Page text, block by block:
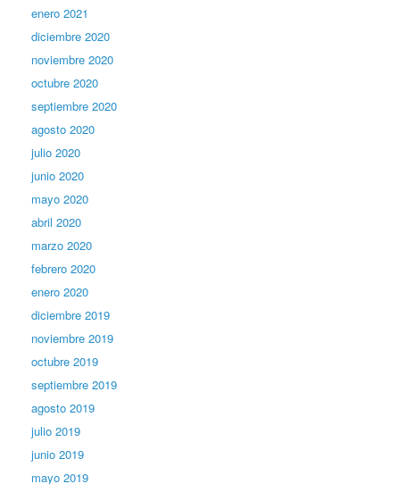
enero 2021
diciembre 2020
noviembre 2020
octubre 2020
septiembre 2020
agosto 2020
julio 2020
junio 2020
mayo 2020
abril 2020
marzo 2020
febrero 2020
enero 2020
diciembre 2019
noviembre 2019
octubre 2019
septiembre 2019
agosto 2019
julio 2019
junio 2019
mayo 2019